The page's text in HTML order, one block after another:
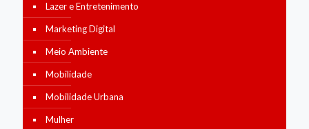
Lazer e Entretenimento
Marketing Digital
Meio Ambiente
Mobilidade
Mobilidade Urbana
Mulher